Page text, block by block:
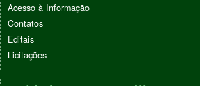
Acesso à Informação
Contatos
Editais
Licitações